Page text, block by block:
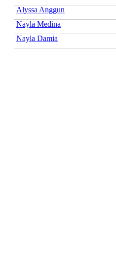
Alyssa Anggun
Nayla Medina
Nayla Damia